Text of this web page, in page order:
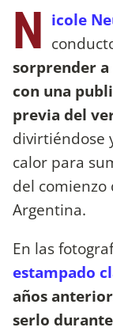
N icole
sorprender
con una
previa del
divirtiéndose
calor para
del
Argentina.
En las
estampado
años
serlo